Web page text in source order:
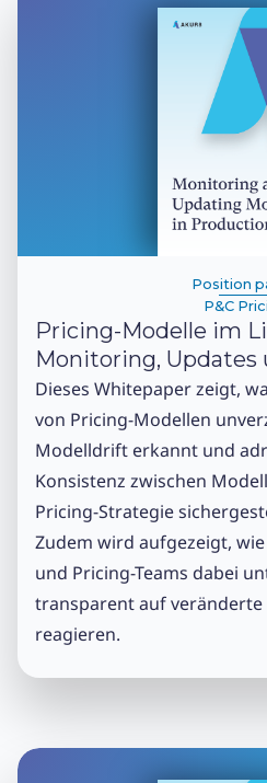
Position
P&C
Pricing-Modelle im
Monitoring,
Dieses Whitepaper zeigt,
von Pricing-Modellen
Modelldrift erkannt und
Konsistenz zwischen
Pricing-Strategie
Zudem wird aufgezeigt,
und Pricing-Teams dabei
transparent auf
reagieren.